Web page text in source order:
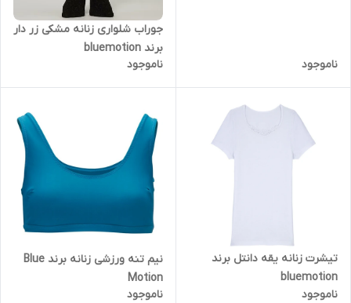
ناموجود
جوراب شلواری زنانه مشکی زر دار
برند bluemotion
ناموجود
تیشرت زنانه یقه دانتل برند
bluemotion
ناموجود
نیم تنه ورزشی زنانه برند Blue
Motion
ناموجود